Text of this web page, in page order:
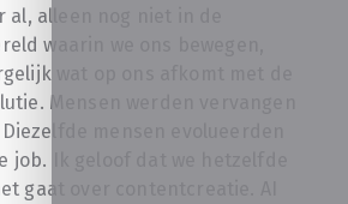
al, alleen nog niet in de
waarin we ons bewegen,
wat op ons afkomt met de
Mensen werden vervangen
mensen evolueerden
job. Ik geloof dat we hetzelfde
gaat over contentcreatie. AI